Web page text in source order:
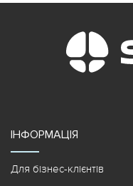
ІНФОРМАЦІЯ
Для бізнес-клієнтів